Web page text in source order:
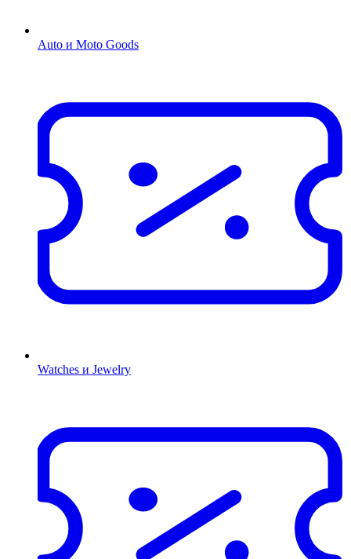
Auto и Moto Goods
Watches и Jewelry